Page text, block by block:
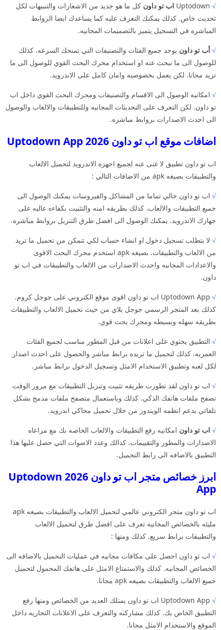
√ اب تو داون كل ما هو جديد من الاشعارات والتنبيهات لكل
تحديث خاص. كذلك يمكنك التعرف عليه كما يساعدك ايضا الروابط
المباشره في التسجيل يتميز بالتصميمات المجانيه.
√ أب تو داون يوجد جميع الفئات والتصنيفات التي تمنحك السرعه. كذلك
للوصول الى ما تبحث عنه او استخدام محرك البحث القوي للوصول الى ما
تريد مجانا. لكن يعمل بخصوصيه وامان كامل على الاندرويد.
√ امكانيه الوصول الى الاقسام والتصنيفات ومحرك البحث القوي داخل اب
تو داون. لكن التعرف على التحديثات المجانيه وللتطبيقات والالعاب والوصول
الى احدث الاصدارات بروابط مباشره.
اضافات موقع اب تو داون 2026 Uptodown App
اب تو داون تطبيق لا غنى عنه لجميع اجهزه الاندرويد لتحميل الالعاب
والتطبيقات بصيغه apk من الاضافات التالي :
√ اب تو داون خالي تماما من المشاكل والفيروسات يمكنك الوصول الى
جميع التطبيقات والالعاب. كذلك بطريقه امنه والتثبيت بكفاءه عاليه على
جهازك الاندرويد. يمكنك الوصول الى افضل طرق التنزيل بروابط مباشره.
√ لا يتطلب تسجيل دخول او انشاء حساب لكي تتمكن من تحميل ما تريد
من الالعاب والتطبيقات. بصيغه apk استخدم محرك البحث الاقوى
والاعدادات المجانيه واحدث الاصدارات من الالعاب والتطبيقات في اب تو
داون.
√
Uptodown App اب تو داون اقوى موقع الكتروني على جوجل كروم.
كذلك بعد المتجر الرسمي جوجل بلاي من حيث تحميل الالعاب والتطبيقات
بطريقه سهله وبسيطه ومحرك بحث قوي.
√ التطبيق يحتوي على اعلانات من قبل المطور مناسب لجميع الفئات
العمريه. كذلك لتحميل ما تريده برابط مباشر والحصول على احدث اصدار
لكل لعبه وتطبيق الاستخدام الامثل وتسجيل الدخول برابط مباشر.
√ اب تو داون لقد تطورت طريقه تثبيت وتنزيل التطبيقات مع مرور الوقت
تصفح ملفات هاتفك الذكي. كذلك وباستعمال متصفح ملفات مدمج بشكل
تلقائي يدعم انظمه الويندوز من خلال تحميل محاكي اندرويد.
√ اب تو داون امكانيه رفع التطبيقات والالعاب الخاصه بك مع مراعاه
الاصدارات والمطور والتقييمات. كذالك وعدد الاصوات التي حصل عليها هذا
التطبيق بالاضافه الى رابط التحميل.
ابرز خصائص متجر اب تو داون 2026 Uptodown
App
اب تو داون متجر الكتروني عالمي لتحميل الالعاب والتطبيقات بصيغه apk
مليئه بالخصائص المجانيه تعرف على افضل طرق لتحميل الالعاب
والتطبيقات برابط سريع. كذلك ومنها :
√ اب تو داون احصل على مكافات مجانيه في عمليات التحميل بالاضافه الى
الخصائص المجانيه. كذلك والاستمتاع الامثل على هاتفك المحمول لتحميل
جميع الالعاب والتطبيقات بصيغه apk مجانا.
√
Uptodown App اب تو داون يمتلك العديد من الخصائص ومنها رفع
التطبيق الخاص بك. كذلك مشاركته والتعرف على الاعلانات التجاريه داخل
الموقع والاستخدام الامثل مجانا.